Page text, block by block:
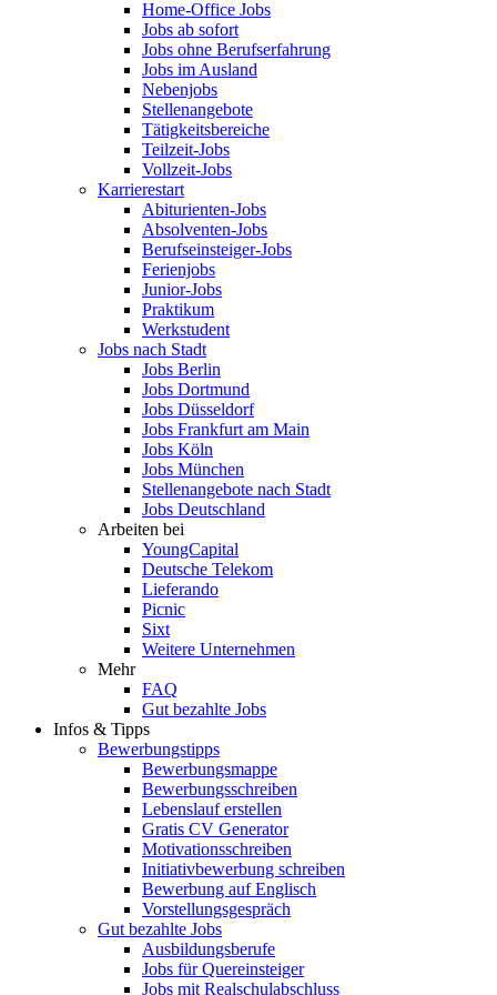
Home-Office Jobs
Jobs ab sofort
Jobs ohne Berufserfahrung
Jobs im Ausland
Nebenjobs
Stellenangebote
Tätigkeitsbereiche
Teilzeit-Jobs
Vollzeit-Jobs
Karrierestart
Abiturienten-Jobs
Absolventen-Jobs
Berufseinsteiger-Jobs
Ferienjobs
Junior-Jobs
Praktikum
Werkstudent
Jobs nach Stadt
Jobs Berlin
Jobs Dortmund
Jobs Düsseldorf
Jobs Frankfurt am Main
Jobs Köln
Jobs München
Stellenangebote nach Stadt
Jobs Deutschland
Arbeiten bei
YoungCapital
Deutsche Telekom
Lieferando
Picnic
Sixt
Weitere Unternehmen
Mehr
FAQ
Gut bezahlte Jobs
Infos & Tipps
Bewerbungstipps
Bewerbungsmappe
Bewerbungsschreiben
Lebenslauf erstellen
Gratis CV Generator
Motivationsschreiben
Initiativbewerbung schreiben
Bewerbung auf Englisch
Vorstellungsgespräch
Gut bezahlte Jobs
Ausbildungsberufe
Jobs für Quereinsteiger
Jobs mit Realschulabschluss